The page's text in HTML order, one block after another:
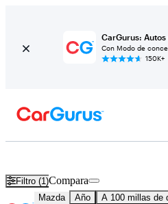
CarGurus:
Con Modo de
150K+
Filtro (1)Compara
Mazda Año A 100 millas de